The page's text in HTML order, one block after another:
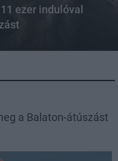
ezer indulóval
a Balaton-átúszást